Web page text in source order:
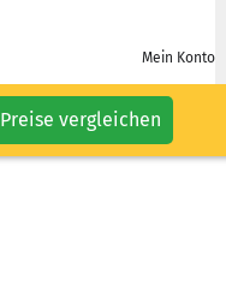
Mein Konto
Preise vergleichen